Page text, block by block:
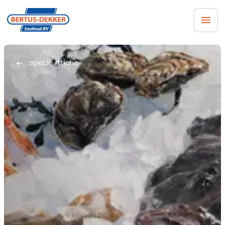
specie ittiche